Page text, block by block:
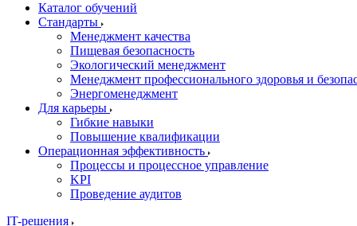
Каталог обучений
Стандарты
Менеджмент качества
Пищевая безопасность
Экологический менеджмент
Менеджмент профессионального здоровья и
Энергоменеджмент
Для карьеры
Гибкие навыки
Повышение квалификации
Операционная эффективность
Процессы и процессное управление
KPI
Проведение аудитов
IT-решения